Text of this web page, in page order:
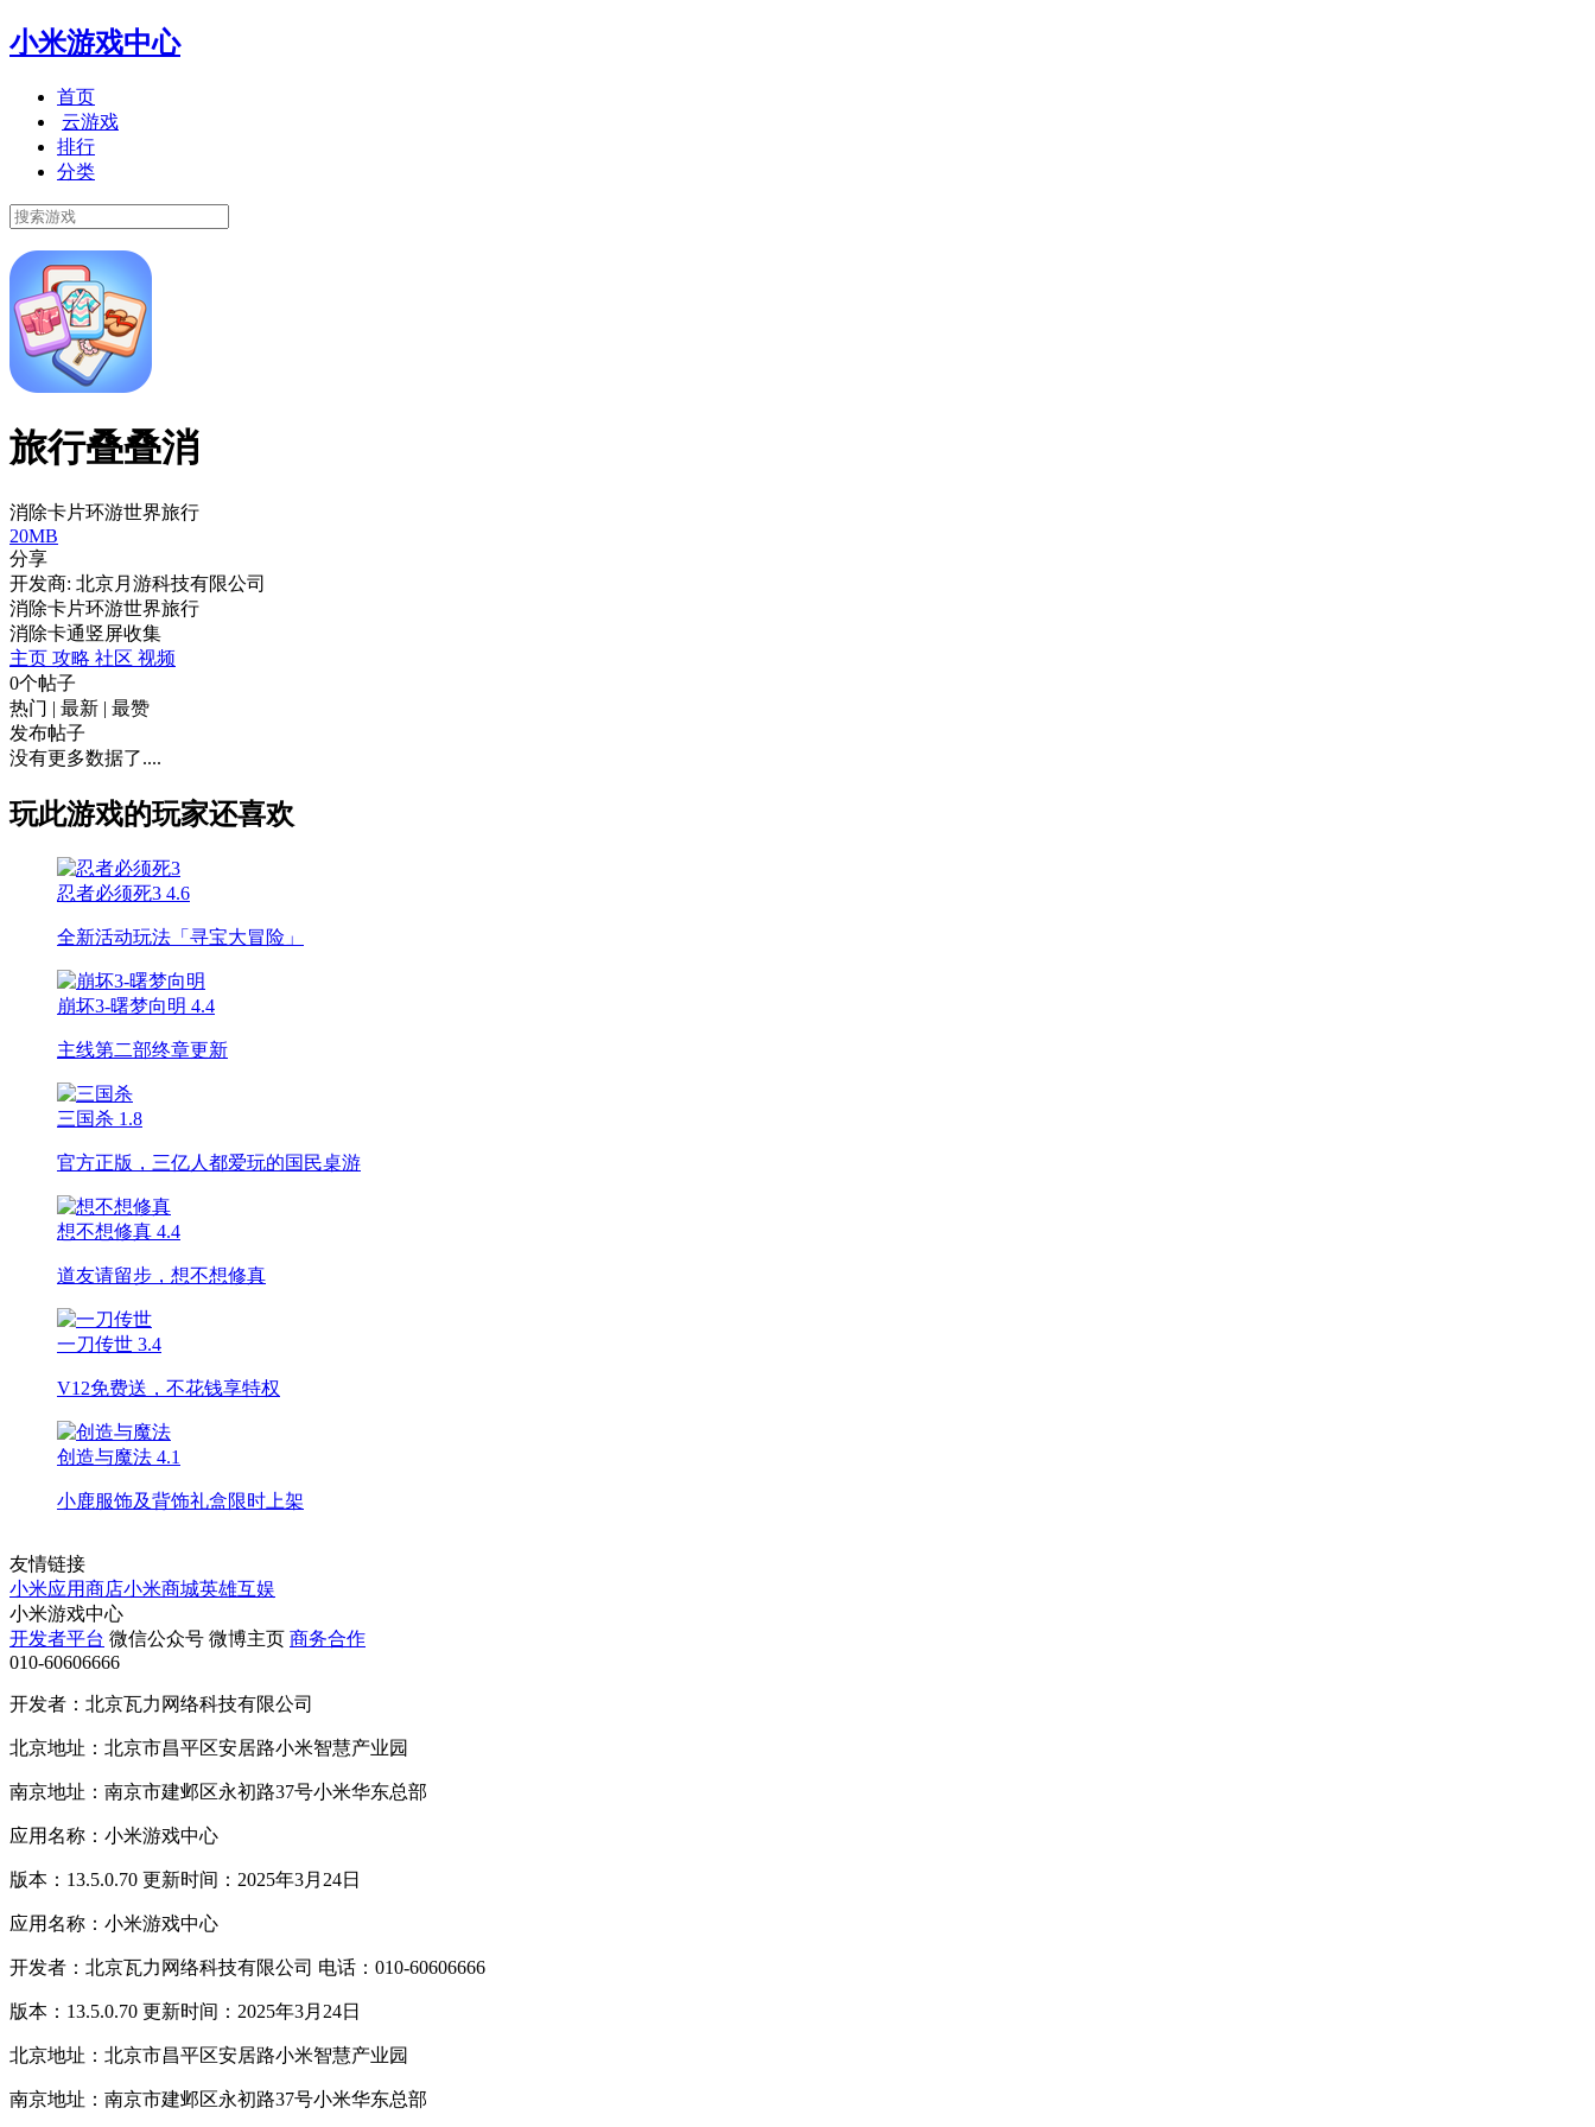
小米游戏中心
首页
云游戏
排行
分类
旅行叠叠消
消除卡片环游世界旅行
20MB
分享
开发商: 北京月游科技有限公司
消除卡片环游世界旅行
消除卡通竖屏收集
主页 攻略 社区 视频
0个帖子
热门 | 最新 | 最赞
发布帖子
没有更多数据了....
玩此游戏的玩家还喜欢
忍者必须死3 4.6
全新活动玩法「寻宝大冒险」
崩坏3-曙梦向明 4.4
主线第二部终章更新
三国杀 1.8
官方正版，三亿人都爱玩的国民桌游
想不想修真 4.4
道友请留步，想不想修真
一刀传世 3.4
V12免费送，不花钱享特权
创造与魔法 4.1
小鹿服饰及背饰礼盒限时上架
友情链接
小米应用商店小米商城英雄互娱
小米游戏中心
开发者平台 微信公众号 微博主页 商务合作
010-60606666
开发者：北京瓦力网络科技有限公司
北京地址：北京市昌平区安居路小米智慧产业园
南京地址：南京市建邺区永初路37号小米华东总部
应用名称：小米游戏中心
版本：13.5.0.70 更新时间：2025年3月24日
应用名称：小米游戏中心
开发者：北京瓦力网络科技有限公司 电话：010-60606666
版本：13.5.0.70 更新时间：2025年3月24日
北京地址：北京市昌平区安居路小米智慧产业园
南京地址：南京市建邺区永初路37号小米华东总部